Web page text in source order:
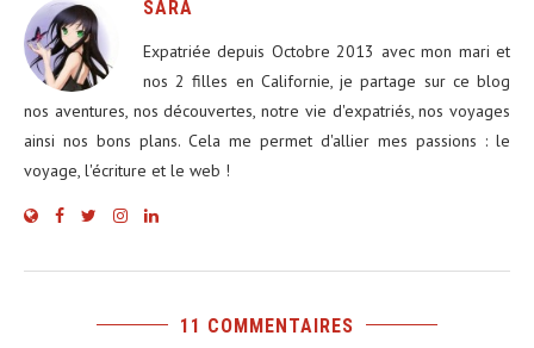
SARA
Expatriée depuis Octobre 2013 avec mon mari et
nos 2 filles en Californie, je partage sur ce blog
nos aventures, nos découvertes, notre vie d'expatriés, nos voyages
ainsi nos bons plans. Cela me permet d'allier mes passions : le
voyage, l'écriture et le web !
11 COMMENTAIRES